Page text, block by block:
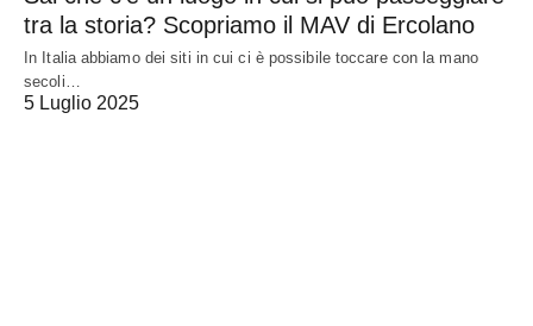
tra la storia? Scopriamo il MAV di Ercolano
In Italia abbiamo dei siti in cui ci è possibile toccare con la mano
secoli…
5 Luglio 2025